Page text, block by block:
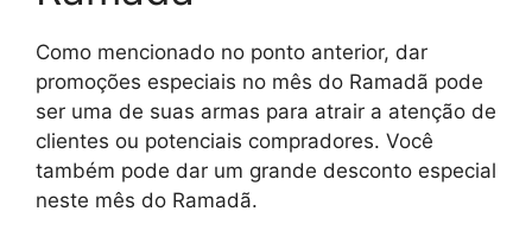
Como mencionado no ponto anterior, dar
promoções especiais no mês do Ramadã pode
ser uma de suas armas para atrair a atenção de
clientes ou potenciais compradores. Você
também pode dar um grande desconto especial
neste mês do Ramadã.